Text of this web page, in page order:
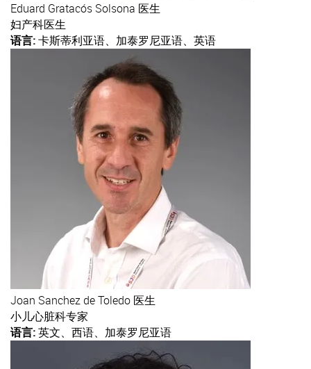
Eduard Gratacós Solsona 医生
妇产科医生
语言:卡斯蒂利亚语、加泰罗尼亚语、英语
Joan Sanchez de Toledo 医生
小儿心脏科专家
语言:英文、西语、加泰罗尼亚语